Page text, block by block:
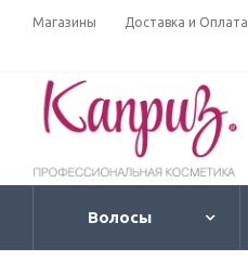
Магазины Доставка и Оплата
Волосы